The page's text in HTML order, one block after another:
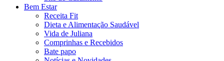
Bem Estar
Receita Fit
Dieta e Alimentação Saudável
Vida de Juliana
Comprinhas e Recebidos
Bate papo